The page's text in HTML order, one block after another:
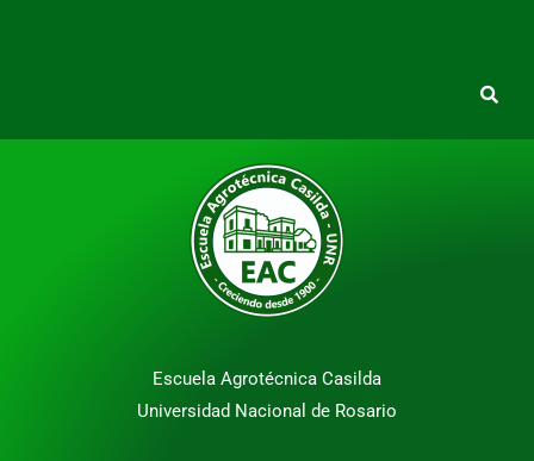
Escuela Agrotécnica Casilda
Universidad Nacional de Rosario